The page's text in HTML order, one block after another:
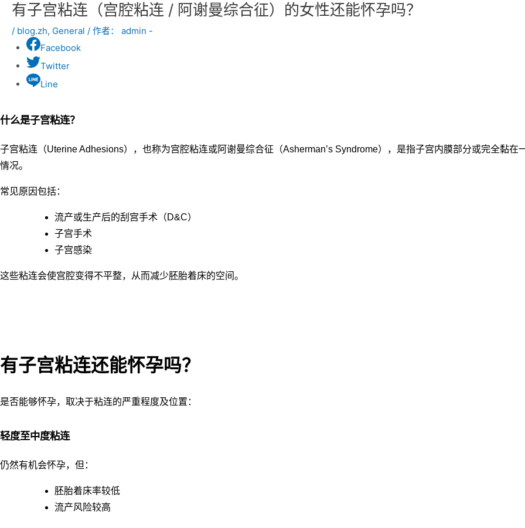
有子宫粘连（宫腔粘连 / 阿谢曼综合征）的女性还能怀孕吗？
/ blog.zh, General / 作者：
admin -
Facebook
Twitter
Line
什么是子宫粘连？
子宫粘连（Uterine Adhesions），也称为宫腔粘连或阿谢曼综合征（Asherman’s Syndrome），是指子宫内膜部分或完全黏在
情况。
常见原因包括：
流产或生产后的刮宫手术（D&C）
子宫手术
子宫感染
这些粘连会使宫腔变得不平整，从而减少胚胎着床的空间。
有子宫粘连还能怀孕吗？
是否能够怀孕，取决于粘连的严重程度及位置：
轻度至中度粘连
仍然有机会怀孕，但：
胚胎着床率较低
流产风险较高
Post